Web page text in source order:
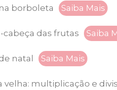
borboleta Saiba Mais
cabeça das frutas Saiba
natal Saiba Mais
velha: multiplicação e